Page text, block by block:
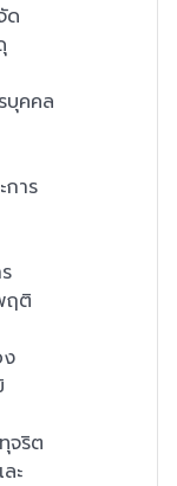
ด
บุคคล
การ
ฤติ
จริต
ะ